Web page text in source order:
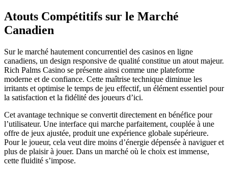
Atouts Compétitifs sur le Marché
Canadien
Sur le marché hautement concurrentiel des casinos en ligne
canadiens, un design responsive de qualité constitue un atout majeur.
Rich Palms Casino se présente ainsi comme une plateforme
moderne et de confiance. Cette maîtrise technique diminue les
irritants et optimise le temps de jeu effectif, un élément essentiel pour
la satisfaction et la fidélité des joueurs d’ici.
Cet avantage technique se convertit directement en bénéfice pour
l’utilisateur. Une interface qui marche parfaitement, couplée à une
offre de jeux ajustée, produit une expérience globale supérieure.
Pour le joueur, cela veut dire moins d’énergie dépensée à naviguer et
plus de plaisir à jouer. Dans un marché où le choix est immense,
cette fluidité s’impose.